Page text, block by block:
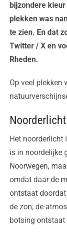
bijzondere
plekken was
te zien. En dat
Twitter / X en
Rheden.
Op veel plekken
Noorderlicht
Het noorderlicht
is in noordelijke
Noorwegen,
omdat daar de
ontstaat
de zon, de
botsing